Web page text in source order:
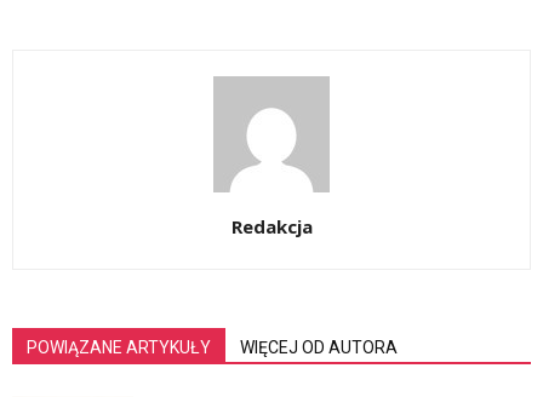
Redakcja
POWIĄZANE ARTYKUŁY WIĘCEJ OD AUTORA